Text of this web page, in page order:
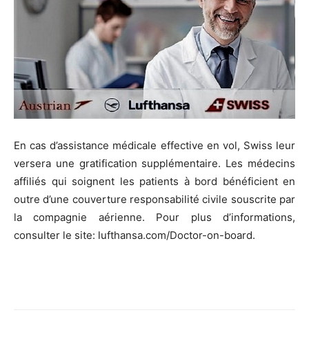
En cas d’assistance médicale effective en vol, Swiss leur
versera une gratification supplémentaire. Les médecins
affiliés qui soignent les patients à bord bénéficient en
outre d’une couverture responsabilité civile souscrite par
la compagnie aérienne. Pour plus d’informations,
consulter le site: lufthansa.com/Doctor-on-board.